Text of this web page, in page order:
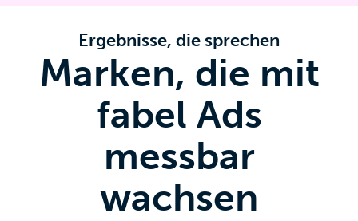
Ergebnisse, die sprechen
Marken, die mit
fabel Ads
messbar
wachsen